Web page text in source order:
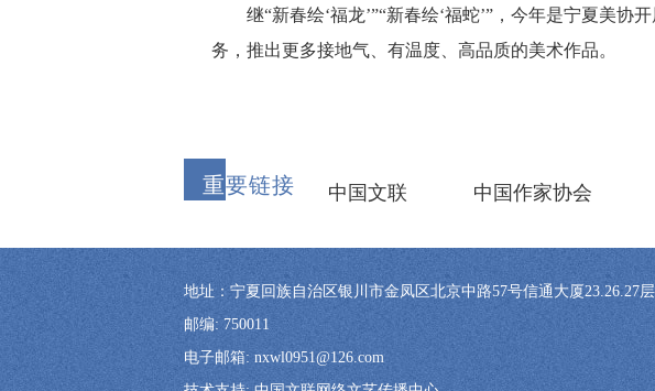
继“新春绘‘福龙’”“新春绘‘福蛇’”，今年是宁夏美协
务，推出更多接地气、有温度、高品质的美术作品。
重要链接 中国文联 中国作家协会
地址：宁夏回族自治区银川市金凤区北京中路57号信通大厦23.26.27层
邮编: 750011
电子邮箱: nxwl0951@126.com